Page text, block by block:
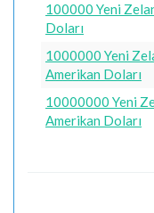
100000 Yeni
Doları
1000000 Yeni
Amerikan Doları
10000000 Yeni
Amerikan Doları